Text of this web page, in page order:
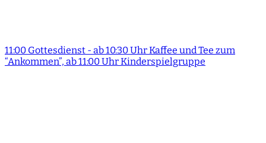
11:00 Gottesdienst - ab 10:30 Uhr Kaffee und Tee zum
“Ankommen”, ab 11:00 Uhr Kinderspielgruppe